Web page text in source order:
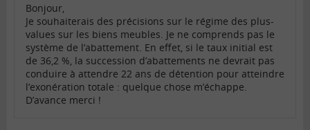
Bonjour,
Je souhaiterais des précisions sur le régime des plus-
values sur les biens meubles. Je ne comprends pas le
système de l’abattement. En effet, si le taux initial est
de 36,2 %, la succession d’abattements ne devrait pas
conduire à attendre 22 ans de détention pour atteindre
l’exonération totale : quelque chose m’échappe.
D’avance merci !